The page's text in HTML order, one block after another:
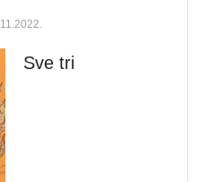
Sve tri